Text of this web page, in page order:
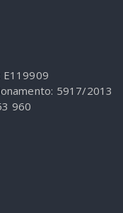
E119909
5917/2013
960